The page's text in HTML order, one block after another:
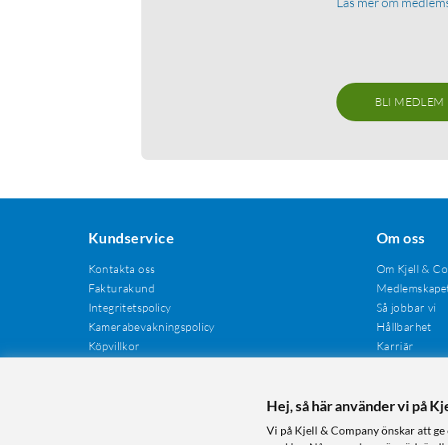
BLI MEDLEM
Kundservice
Kontakta oss
Fakturakund
Integritetspolicy
Kamerabevakningspolicy
Köpvillkor
Om oss
Om Kjell &
Så jobbar vi
Hållbarhet
Karriär
Tillgänglighet
Hej, så här använder vi på
Vi på Kjell & Company önskar att